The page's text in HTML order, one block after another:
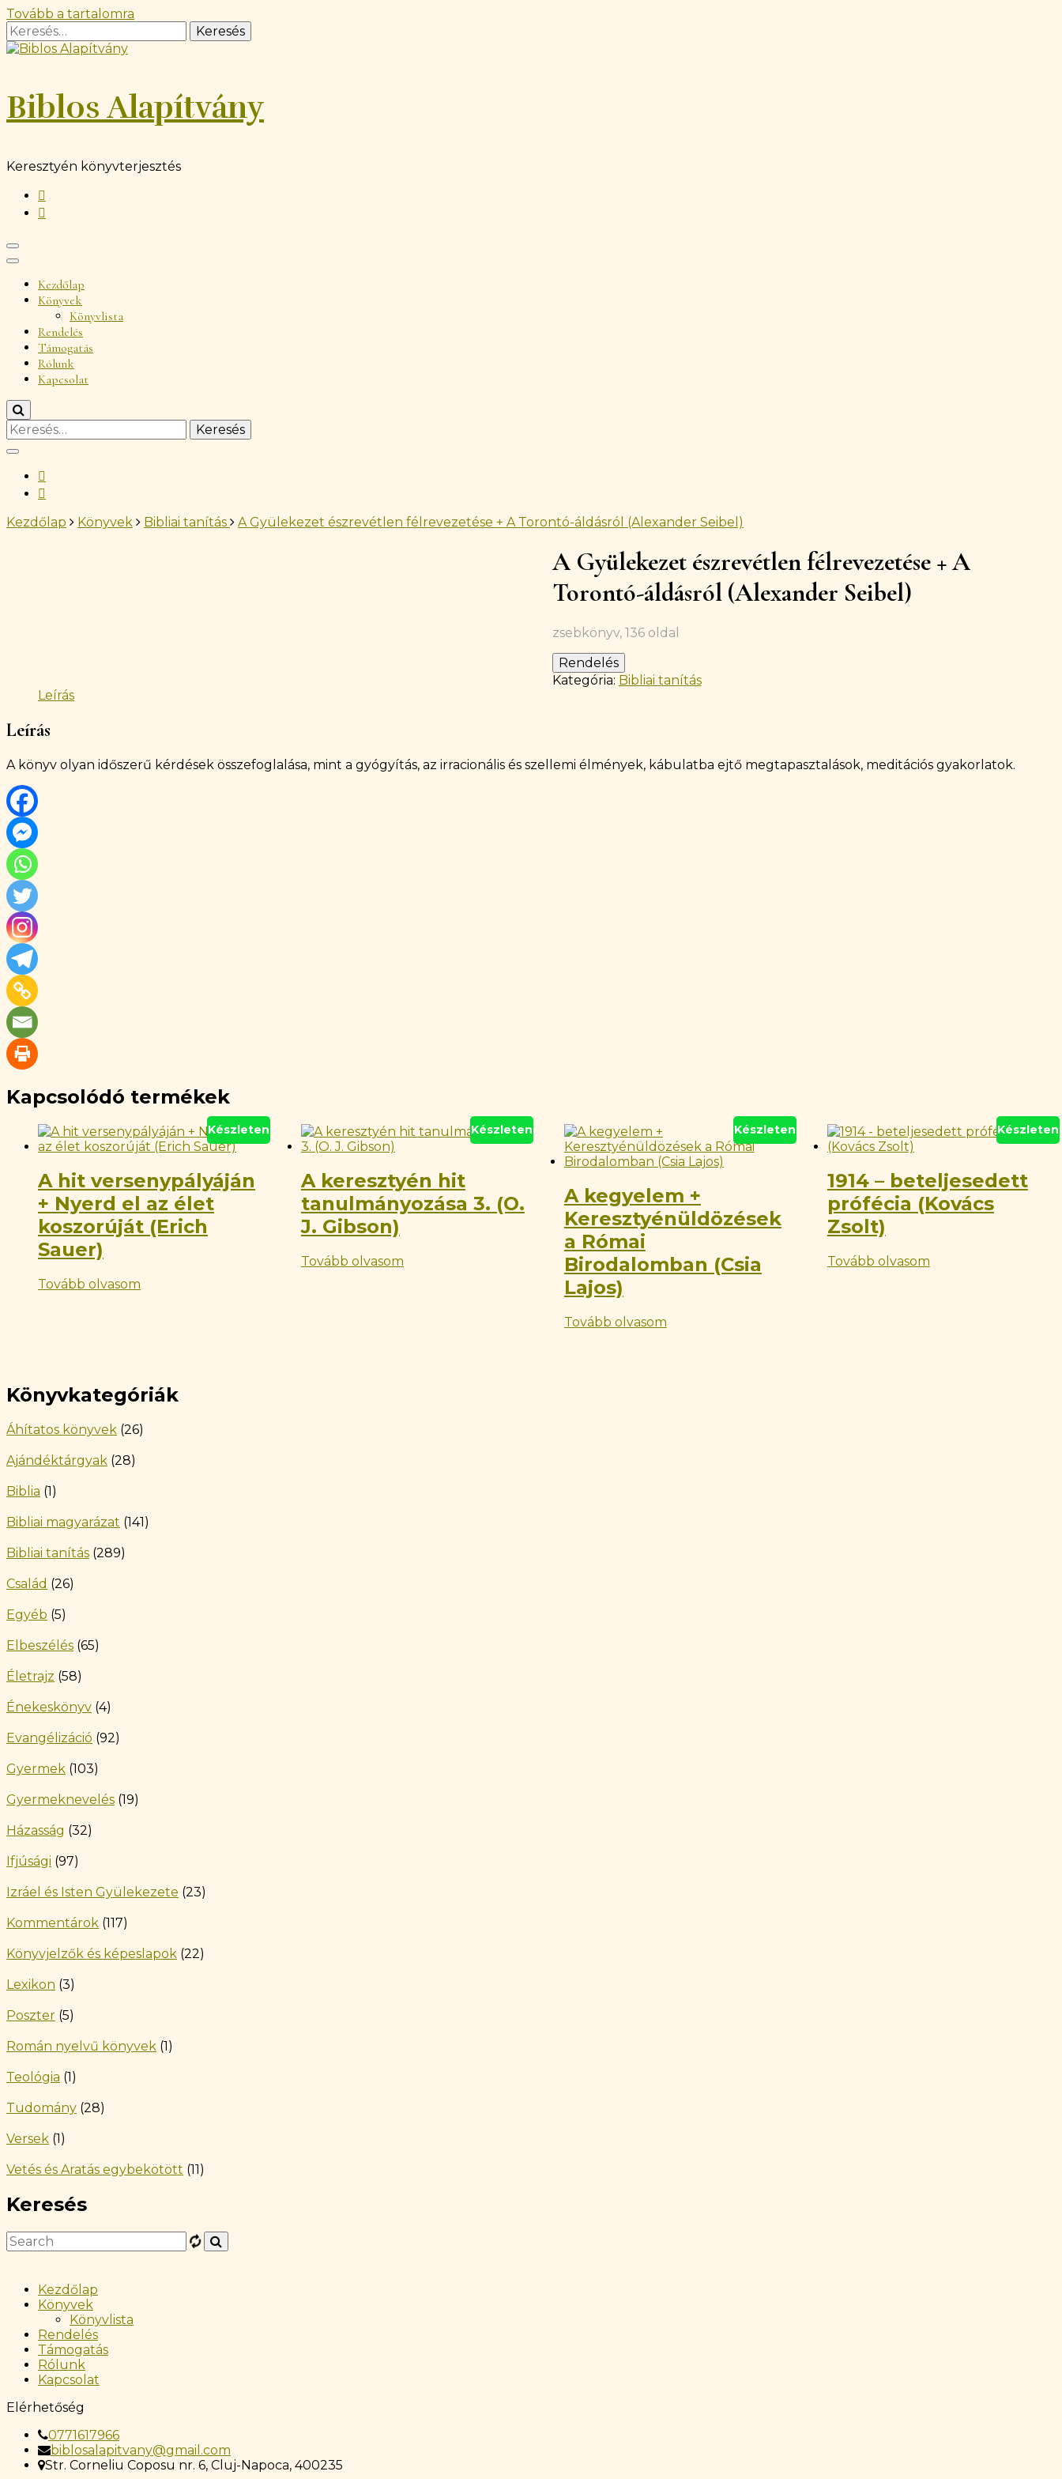
Tovább a tartalomra
Keresés:
Biblos Alapítvány
Keresztyén könyvterjesztés
Kezdőlap
Könyvek
Könyvlista
Rendelés
Támogatás
Rólunk
Kapcsolat
Keresés:
Kezdőlap Könyvek Bibliai tanítás A Gyülekezet észrevétlen félrevezetése + A Torontó-áldásról (Alexander Seibel)
A Gyülekezet észrevétlen félrevezetése + A
Torontó-áldásról (Alexander Seibel)
zsebkönyv, 136 oldal
Rendelés
Kategória: Bibliai tanítás
Leírás
Leírás
A könyv olyan időszerű kérdések összefoglalása, mint a gyógyítás, az irracionális és szellemi élmények, kábulatba ejtő megtapasztalások, meditációs gyakorlatok.
Kapcsolódó termékek
Készleten
A hit versenypályáján
+ Nyerd el az élet
koszorúját (Erich
Sauer)
Tovább olvasom
Készleten
A keresztyén hit
tanulmányozása 3. (O.
J. Gibson)
Tovább olvasom
Készleten
A kegyelem +
Keresztyénüldözések
a Római
Birodalomban (Csia
Lajos)
Tovább olvasom
Készleten
1914 – beteljesedett
prófécia (Kovács
Zsolt)
Tovább olvasom
Könyvkategóriák
Áhítatos könyvek (26)
Ajándéktárgyak (28)
Biblia (1)
Bibliai magyarázat (141)
Bibliai tanítás (289)
Család (26)
Egyéb (5)
Elbeszélés (65)
Életrajz (58)
Énekeskönyv (4)
Evangélizáció (92)
Gyermek (103)
Gyermeknevelés (19)
Házasság (32)
Ifjúsági (97)
Izráel és Isten Gyülekezete (23)
Kommentárok (117)
Könyvjelzők és képeslapok (22)
Lexikon (3)
Poszter (5)
Román nyelvű könyvek (1)
Teológia (1)
Tudomány (28)
Versek (1)
Vetés és Aratás egybekötött (11)
Keresés
Kezdőlap
Könyvek
Könyvlista
Rendelés
Támogatás
Rólunk
Kapcsolat
Elérhetőség
0771617966
biblosalapitvany@gmail.com
Str. Corneliu Coposu nr. 6, Cluj-Napoca, 400235